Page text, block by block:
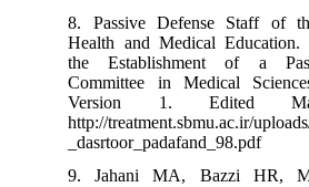
8. Passive Defense Staff
Health and Medical
the Establishment of a
Committee in Medical
Version 1. Edited
http://treatment.sbmu.ac.ir/
_dasrtoor_padafand_98.pdf
9. Jahani MA, Bazzi HR,